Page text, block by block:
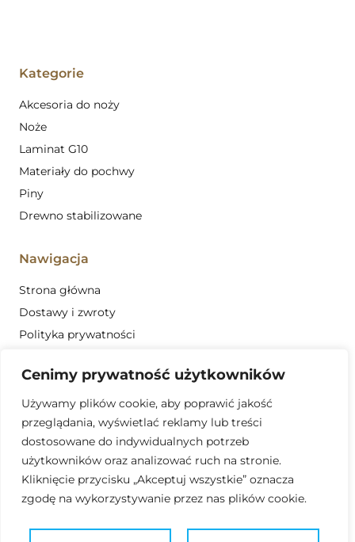
Cenimy prywatność użytkowników
Używamy plików cookie, aby poprawić jakość
przeglądania, wyświetlać reklamy lub treści
dostosowane do indywidualnych potrzeb
użytkowników oraz analizować ruch na stronie.
Kliknięcie przycisku „Akceptuj wszystkie” oznacza
zgodę na wykorzystywanie przez nas plików cookie.
Kategorie
Akcesoria do noży
Noże
Laminat G10
Materiały do pochwy
Piny
Drewno stabilizowane
Nawigacja
Strona główna
Dostawy i zwroty
Polityka prywatności
Obszar działalności
Kontakt
881 689 321
kniveswillow@gmail.com